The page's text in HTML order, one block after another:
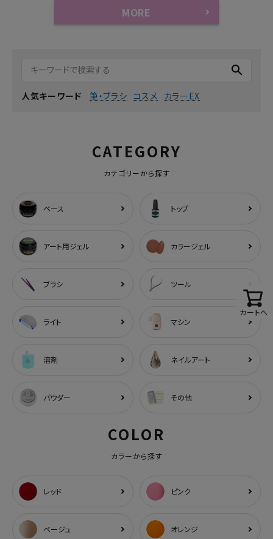
MORE
search
人気キーワード 筆・ブラシ コスメ カラーEX
CATEGORY
カテゴリーから探す
ベース トップ
アート用ジェル カラージェル
ブラシ ツール
ライト マシン
溶剤 ネイルアート
パウダー その他
COLOR
カラーから探す
レッド ピンク
ベージュ オレンジ
カートへ